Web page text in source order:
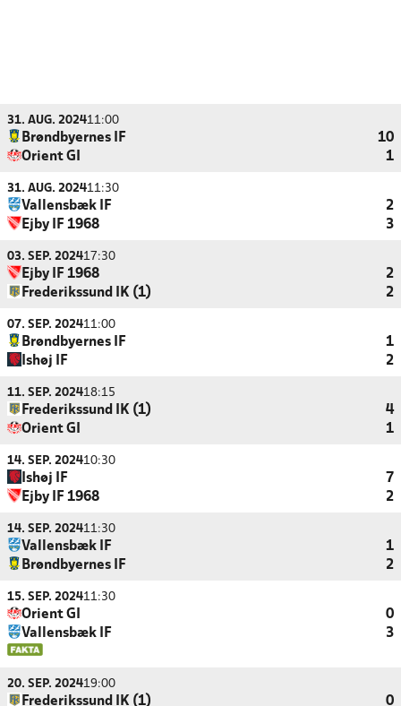
31. AUG. 202411:00
Brøndbyernes IF
10
Orient GI
1
31. AUG. 202411:30
Vallensbæk IF
2
Ejby IF 1968
3
03. SEP. 202417:30
Ejby IF 1968
2
Frederikssund IK (1)
2
07. SEP. 202411:00
Brøndbyernes IF
1
Ishøj IF
2
11. SEP. 202418:15
Frederikssund IK (1)
4
Orient GI
1
14. SEP. 202410:30
Ishøj IF
7
Ejby IF 1968
2
14. SEP. 202411:30
Vallensbæk IF
1
Brøndbyernes IF
2
15. SEP. 202411:30
Orient GI
0
Vallensbæk IF
3
20. SEP. 202419:00
Frederikssund IK (1) 0